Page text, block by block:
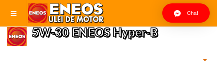
Chat
5W-30 ENEOS Hyper-B